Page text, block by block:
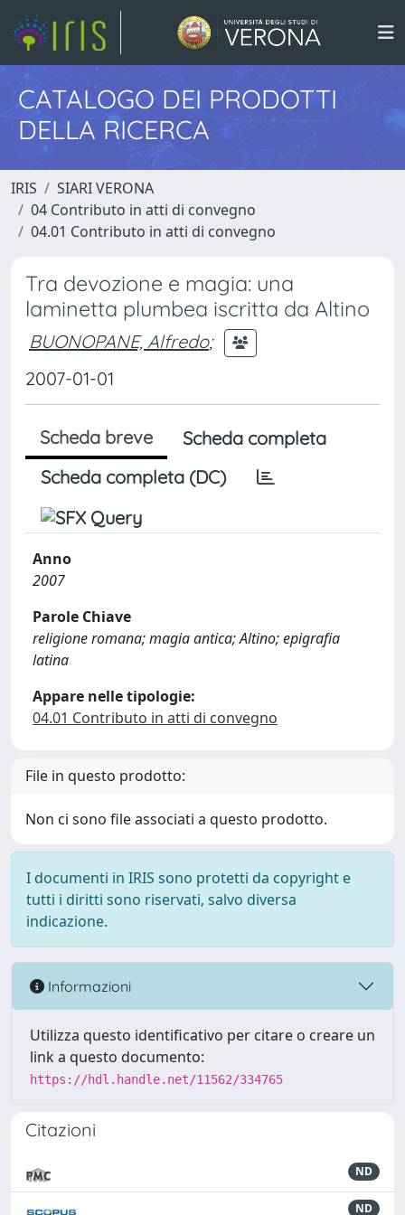
CATALOGO DEI PRODOTTI
DELLA RICERCA
IRIS
SIARI VERONA
04 Contributo in atti di convegno
04.01 Contributo in atti di convegno
Tra devozione e magia: una
laminetta plumbea iscritta da Altino
BUONOPANE, Alfredo;
2007-01-01
Scheda breve
Scheda completa
Scheda completa (DC)
Anno
2007
Parole Chiave
religione romana; magia antica; Altino; epigrafia
latina
Appare nelle tipologie:
04.01 Contributo in atti di convegno
File in questo prodotto:
Non ci sono file associati a questo prodotto.
I documenti in IRIS sono protetti da copyright e
tutti i diritti sono riservati, salvo diversa
indicazione.
Informazioni
Utilizza questo identificativo per citare o creare un
link a questo documento:
https://hdl.handle.net/11562/334765
Citazioni
ND
ND